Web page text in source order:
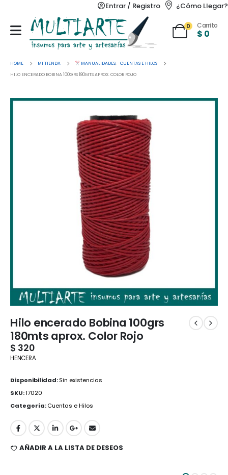
Entrar / Registro ¿Cómo Llegar?
0 Carrito
$ 0
HOME MI TIENDA MANUALIDADES, CUENTAS E HILOS
HILO ENCERADO BOBINA 100GRS 180MTS APROX. COLOR ROJO
Hilo encerado Bobina 100grs
180mts aprox. Color Rojo
$ 320
HENCERA
Disponibilidad:Sin existencias
SKU:17020
Categoría:Cuentas e Hilos
AÑADIR A LA LISTA DE DESEOS